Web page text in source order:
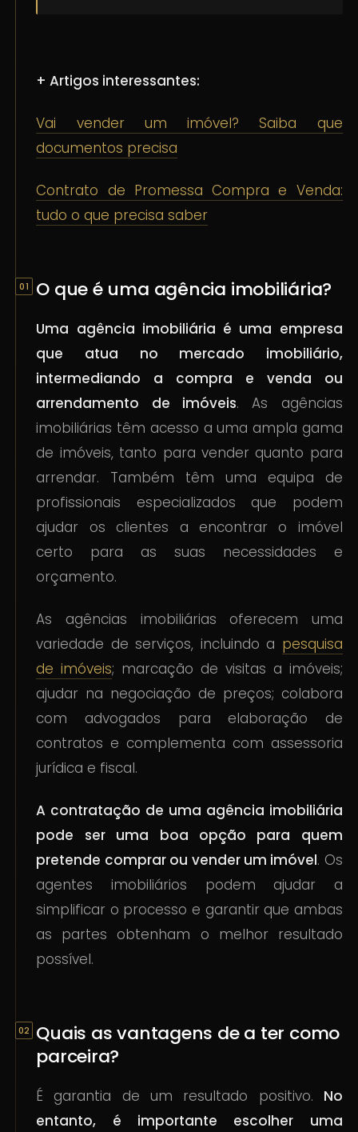
+ Artigos interessantes:
Vai vender um imóvel? Saiba que
documentos precisa
Contrato de Promessa Compra e Venda:
tudo o que precisa saber
O que é uma agência imobiliária?
Uma agência imobiliária é uma empresa
que atua no mercado imobiliário,
intermediando a compra e venda ou
arrendamento de imóveis. As agências
imobiliárias têm acesso a uma ampla gama
de imóveis, tanto para vender quanto para
arrendar. Também têm uma equipa de
profissionais especializados que podem
ajudar os clientes a encontrar o imóvel
certo para as suas necessidades e
orçamento.
As agências imobiliárias oferecem uma
variedade de serviços, incluindo a pesquisa
de imóveis; marcação de visitas a imóveis;
ajudar na negociação de preços; colabora
com advogados para elaboração de
contratos e complementa com assessoria
jurídica e fiscal.
A contratação de uma agência imobiliária
pode ser uma boa opção para quem
pretende comprar ou vender um imóvel. Os
agentes imobiliários podem ajudar a
simplificar o processo e garantir que ambas
as partes obtenham o melhor resultado
possível.
Quais as vantagens de a ter como
parceira?
É garantia de um resultado positivo. No
entanto, é importante escolher uma